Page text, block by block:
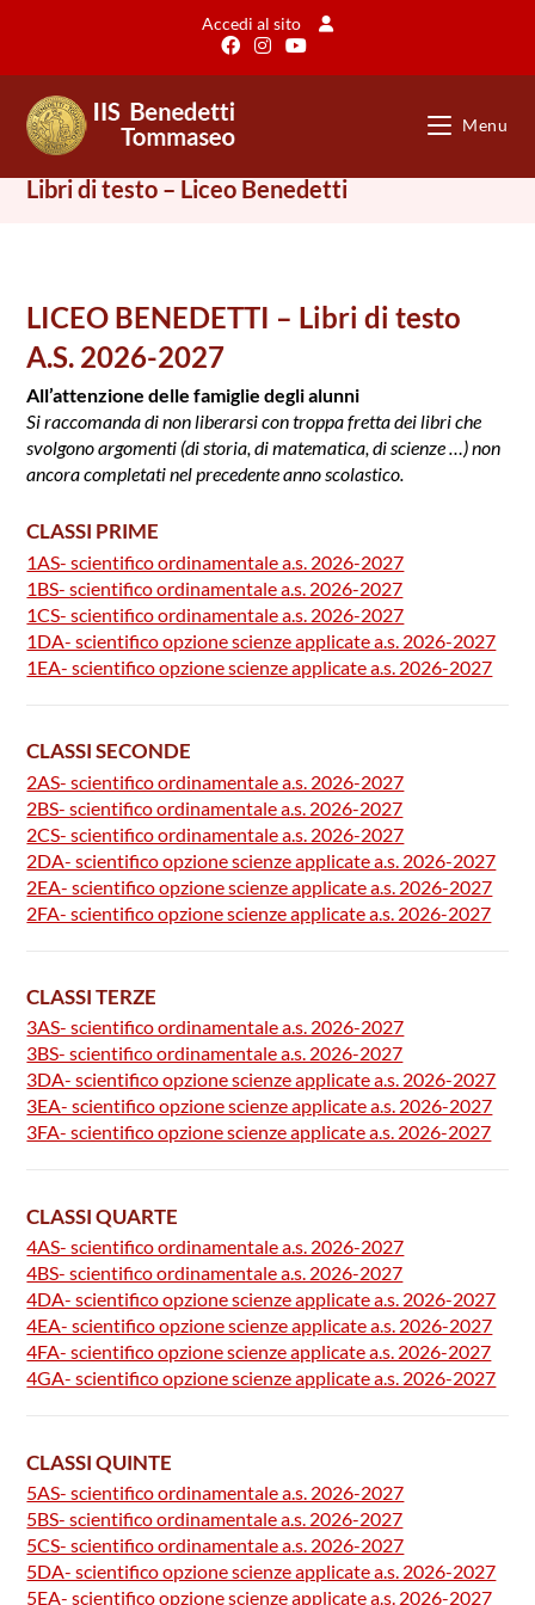
Accedi al sito
Menu
Libri di testo – Liceo Benedetti
LICEO BENEDETTI – Libri di testo
A.S. 2026-2027
All’attenzione delle famiglie degli alunni
Si raccomanda di non liberarsi con troppa fretta dei libri che
svolgono argomenti (di storia, di matematica, di scienze …) non
ancora completati nel precedente anno scolastico.
CLASSI PRIME
1AS- scientifico ordinamentale a.s. 2026-2027
1BS- scientifico ordinamentale a.s. 2026-2027
1CS- scientifico ordinamentale a.s. 2026-2027
1DA- scientifico opzione scienze applicate a.s. 2026-2027
1EA- scientifico opzione scienze applicate a.s. 2026-2027
CLASSI SECONDE
2AS- scientifico ordinamentale a.s. 2026-2027
2BS- scientifico ordinamentale a.s. 2026-2027
2CS- scientifico ordinamentale a.s. 2026-2027
2DA- scientifico opzione scienze applicate a.s. 2026-2027
2EA- scientifico opzione scienze applicate a.s. 2026-2027
2FA- scientifico opzione scienze applicate a.s. 2026-2027
CLASSI TERZE
3AS- scientifico ordinamentale a.s. 2026-2027
3BS- scientifico ordinamentale a.s. 2026-2027
3DA- scientifico opzione scienze applicate a.s. 2026-2027
3EA- scientifico opzione scienze applicate a.s. 2026-2027
3FA- scientifico opzione scienze applicate a.s. 2026-2027
CLASSI QUARTE
4AS- scientifico ordinamentale a.s. 2026-2027
4BS- scientifico ordinamentale a.s. 2026-2027
4DA- scientifico opzione scienze applicate a.s. 2026-2027
4EA- scientifico opzione scienze applicate a.s. 2026-2027
4FA- scientifico opzione scienze applicate a.s. 2026-2027
4GA- scientifico opzione scienze applicate a.s. 2026-2027
CLASSI QUINTE
5AS- scientifico ordinamentale a.s. 2026-2027
5BS- scientifico ordinamentale a.s. 2026-2027
5CS- scientifico ordinamentale a.s. 2026-2027
5DA- scientifico opzione scienze applicate a.s. 2026-2027
5EA- scientifico opzione scienze applicate a.s. 2026-2027